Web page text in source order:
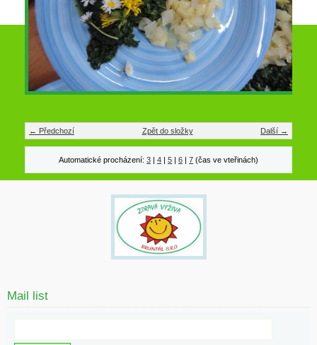
← Předchozí Další →
Zpět do složky
Automatické procházení: 3 | 4 | 5 | 6 | 7 (čas ve vteřinách)
Mail list